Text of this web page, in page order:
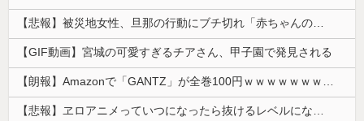
【悲報】被災地女性、旦那の行動にブチ切れ「赤ちゃんのミルクを勝手に別の女に譲った。離婚するつもりです」これ誰が悪いの？？？？
【GIF動画】宮城の可愛すぎるチアさん、甲子園で発見される
【朗報】Amazonで「GANTZ」が全巻100円ｗｗｗｗｗｗｗｗｗｗ
【悲報】ヱロアニメっていつになったら抜けるレベルになるんや？ｗｗｗｗｗ